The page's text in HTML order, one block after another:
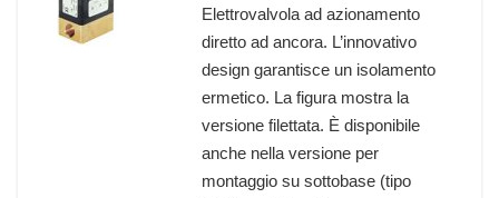
Elettrovalvola ad azionamento
diretto ad ancora. L’innovativo
design garantisce un isolamento
ermetico. La figura mostra la
versione filettata. È disponibile
anche nella versione per
montaggio su sottobase (tipo